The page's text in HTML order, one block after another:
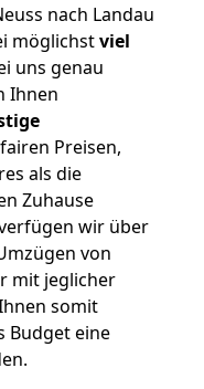
nach Landau
möglichstviel
uns genau
Ihnen
Preisen,
als die
Zuhause
wir über
von
mit jeglicher
somit
Budget eine